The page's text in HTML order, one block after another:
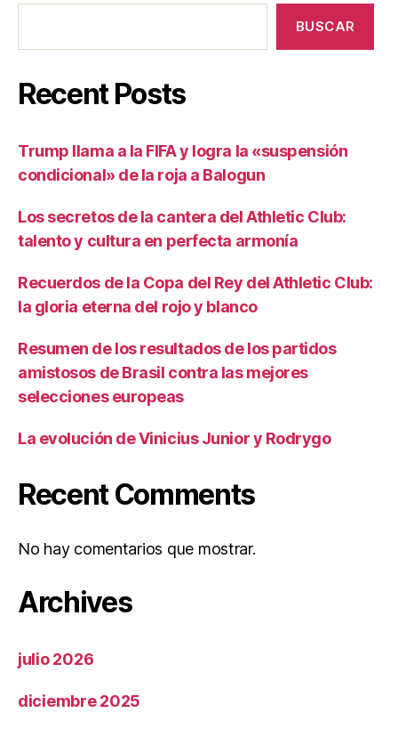
BUSCAR
Recent Posts
Trump llama a la FIFA y logra la «suspensión
condicional» de la roja a Balogun
Los secretos de la cantera del Athletic Club:
talento y cultura en perfecta armonía
Recuerdos de la Copa del Rey del Athletic Club:
la gloria eterna del rojo y blanco
Resumen de los resultados de los partidos
amistosos de Brasil contra las mejores
selecciones europeas
La evolución de Vinicius Junior y Rodrygo
Recent Comments
No hay comentarios que mostrar.
Archives
julio 2026
diciembre 2025